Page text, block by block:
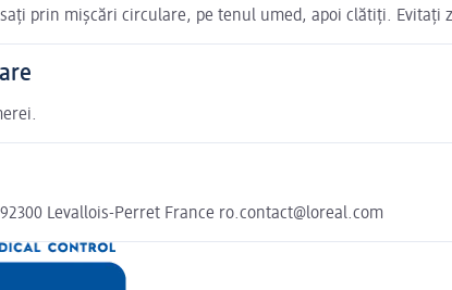
prin mișcări circulare, pe tenul umed, apoi clătiți.
92300 Levallois-Perret France ro.contact@loreal.com